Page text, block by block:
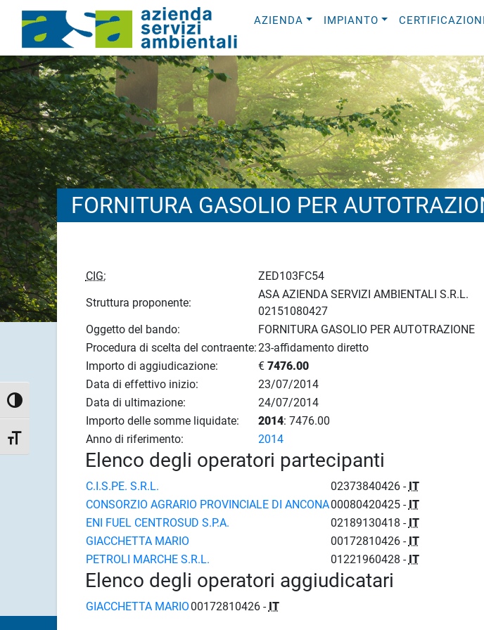
Attiva/disattiva alto contrasto
Attiva/disattiva dimensione testo
AZIENDA IMPIANTO CERTIFICAZIONI
FORNITURA GASOLIO PER
CIG:
ZED103FC54
Struttura proponente:
ASA AZIENDA SERVIZI AMBIENTALI S.R.L.
02151080427
Oggetto del bando:
FORNITURA GASOLIO PER AUTOTRAZIONE
Procedura di scelta del contraente:23-affidamento diretto
Importo di aggiudicazione:
€ 7476.00
Data di effettivo inizio:
23/07/2014
Data di ultimazione:
24/07/2014
Importo delle somme liquidate:
2014: 7476.00
Anno di riferimento:
2014
Elenco degli operatori partecipanti
C.I.S.PE. S.R.L. 02373840426 - IT
CONSORZIO AGRARIO PROVINCIALE DI ANCONA00080420425 - IT
ENI FUEL CENTROSUD S.P.A.
02189130418 - IT
GIACCHETTA MARIO
00172810426 - IT
PETROLI MARCHE S.R.L.
01221960428 - IT
Elenco degli operatori aggiudicatari
GIACCHETTA MARIO 00172810426 - IT